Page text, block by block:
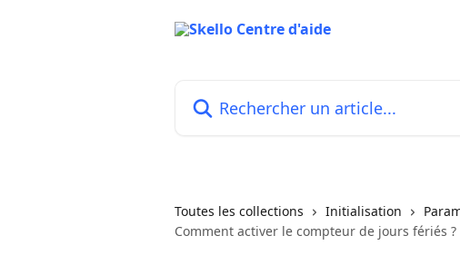
Toutes les collections Initialisation
Comment activer le compteur de jours fériés ?